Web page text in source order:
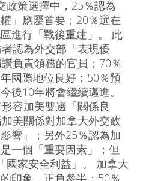
政策選擇中，25％認為
權」應屬首要；20％選在
進行「戰後重建」。 此
認為外交部「表現優
負責領務的官員；70％
國際地位良好；50％預
後10年將會繼續邁進。
容加美雙邊「關係良
美關係對加拿大外交政
響」；另外25％認為加
一個「重要因素」；但
國家安全利益」。 加拿大
印象，正負參半：50％